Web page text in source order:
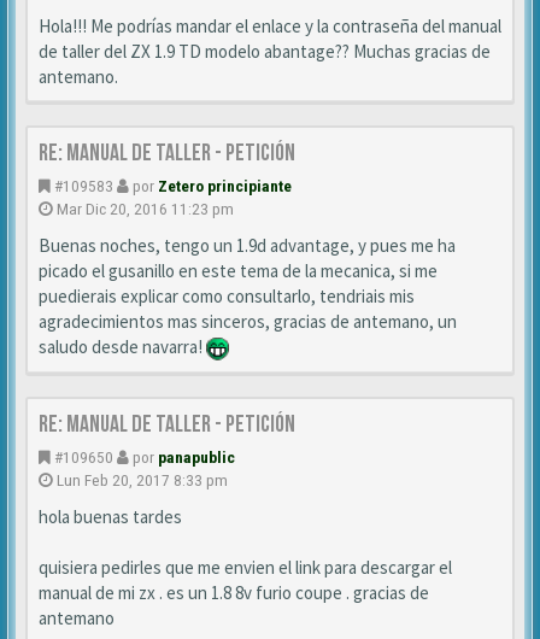
Hola!!! Me podrías mandar el enlace y la contraseña del manual
de taller del ZX 1.9 TD modelo abantage?? Muchas gracias de
antemano.
Re: MANUAL DE TALLER - Petición
#109583 por Zetero principiante
Mar Dic 20, 2016 11:23 pm
Buenas noches, tengo un 1.9d advantage, y pues me ha
picado el gusanillo en este tema de la mecanica, si me
puedierais explicar como consultarlo, tendriais mis
agradecimientos mas sinceros, gracias de antemano, un
saludo desde navarra!
Re: MANUAL DE TALLER - Petición
#109650 por panapublic
Lun Feb 20, 2017 8:33 pm
hola buenas tardes
quisiera pedirles que me envien el link para descargar el
manual de mi zx . es un 1.8 8v furio coupe . gracias de
antemano